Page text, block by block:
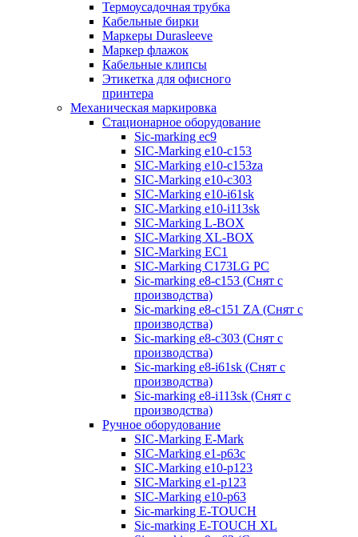
Термоусадочная трубка
Кабельные бирки
Маркеры Durasleeve
Маркер флажок
Кабельные клипсы
Этикетка для офисного
принтера
Механическая маркировка
Стационарное оборудование
Sic-marking ec9
SIC-Marking e10-c153
SIC-Marking e10-c153za
SIC-Marking e10-c303
SIC-Marking e10-i61sk
SIC-Marking e10-i113sk
SIC-Marking L-BOX
SIC-Marking XL-BOX
SIC-Marking EC1
SIC-Marking C173LG PC
Sic-marking e8-c153 (Снят с
производства)
Sic-marking e8-c151 ZA (Снят с
производства)
Sic-marking e8-c303 (Снят с
производства)
Sic-marking e8-i61sk (Снят с
производства)
Sic-marking e8-i113sk (Снят с
производства)
Ручное оборудование
SIC-Marking E-Mark
SIC-Marking e1-p63с
SIC-Marking e10-p123
SIC-Marking e1-p123
SIC-Marking e10-p63
Sic-marking E-TOUCH
Sic-marking E-TOUCH XL